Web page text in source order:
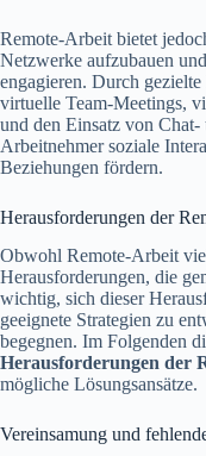
Remote-Arbeit bietet
Netzwerke aufzubauen
engagieren. Durch
virtuelle Team-Meetings,
und den Einsatz von
Arbeitnehmer soziale
Beziehungen fördern.
Herausforderungen der
Obwohl Remote-Arbeit
Herausforderungen, die
wichtig, sich dieser
geeignete Strategien zu
begegnen. Im Folgenden
Herausforderungen der
mögliche Lösungsansätze.
Vereinsamung und